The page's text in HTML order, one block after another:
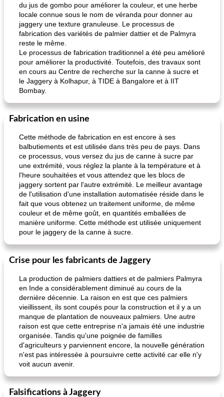
du jus de gombo pour améliorer la couleur, et une herbe
locale connue sous le nom de véranda pour donner au
jaggery une texture granuleuse. Le processus de
fabrication des variétés de palmier dattier et de Palmyra
reste le même.
Le processus de fabrication traditionnel a été peu amélioré
pour améliorer la productivité. Toutefois, des travaux sont
en cours au Centre de recherche sur la canne à sucre et
le Jaggery à Kolhapur, à TIDE à Bangalore et à IIT
Bombay.
Fabrication en usine
Cette méthode de fabrication en est encore à ses
balbutiements et est utilisée dans très peu de pays. Dans
ce processus, vous versez du jus de canne à sucre par
une extrémité, vous réglez la plante à la température et à
l'heure souhaitées et vous attendez que les blocs de
jaggery sortent par l'autre extrémité. Le meilleur avantage
de l'utilisation d'une installation automatisée réside dans le
fait que vous obtenez un traitement uniforme, de même
couleur et de même goût, en quantités emballées de
manière uniforme. Cette méthode est utilisée uniquement
pour le jaggery de la canne à sucre.
Crise pour les fabricants de Jaggery
La production de palmiers dattiers et de palmiers Palmyra
en Inde a considérablement diminué au cours de la
dernière décennie. La raison en est que ces palmiers
vieillissent, ils sont coupés pour la construction et il y a un
manque de plantation de nouveaux palmiers. Une autre
raison est que cette entreprise n'a jamais été une industrie
organisée. Tandis qu'une poignée de familles
d'agriculteurs y parviennent encore, la nouvelle génération
n'est pas intéressée à poursuivre cette activité car elle n'y
voit aucun avenir.
Falsifications à Jaggery